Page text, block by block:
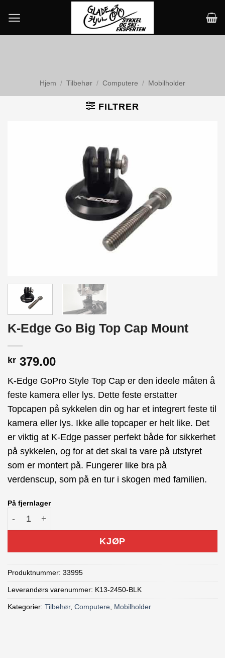
content
Hjem / Tilbehør / Computere / Mobilholder
FILTRER
K-Edge Go Big Top Cap Mount
kr 379.00
K-Edge GoPro Style Top Cap er den ideele måten å
feste kamera eller lys. Dette feste erstatter
Topcapen på sykkelen din og har et integrert feste til
kamera eller lys. Ikke alle topcaper er helt like. Det
er viktig at K-Edge passer perfekt både for sikkerhet
på sykkelen, og for at det skal ta vare på utstyret
som er montert på. Fungerer like bra på
verdenscup, som på en tur i skogen med familien.
På fjernlager
K-Edge Go Big Top Cap Mount antall
KJØP
Produktnummer: 33995
Leverandørs varenummer: K13-2450-BLK
Kategorier: Tilbehør, Computere, Mobilholder